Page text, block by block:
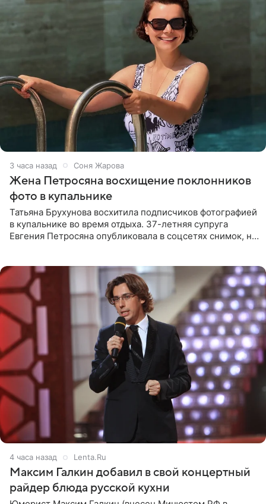
3 часа назад Соня Жарова
Жена Петросяна восхищение поклонников
фото в купальнике
Татьяна Брухунова восхитила подписчиков фотографией
в купальнике во время отдыха. 37-летняя супруга
Евгения Петросяна опубликовала в соцсетях снимок, на
4 часа назад Lenta.Ru
Максим Галкин добавил в свой концертный
райдер блюда русской кухни